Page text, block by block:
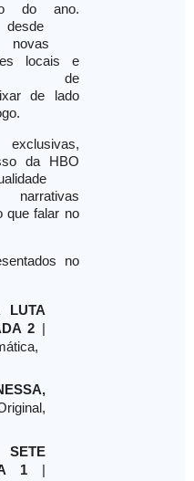
do ano.
novas
locais e
de
de lado
da HBO
narrativas
que falar no
no
LUTA
2
1 |